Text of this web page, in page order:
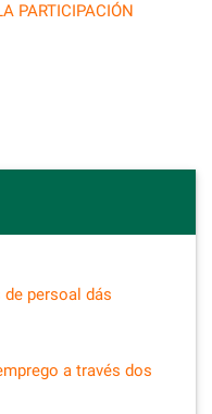
PARTICIPACIÓN
persoal dás
a través dos